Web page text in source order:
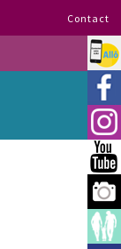
Contact
Allo